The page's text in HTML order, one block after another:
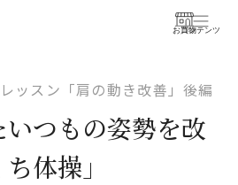
お買物
コンテンツ
ッスン「肩の動き改善」後編
つもの姿勢を改
体操」